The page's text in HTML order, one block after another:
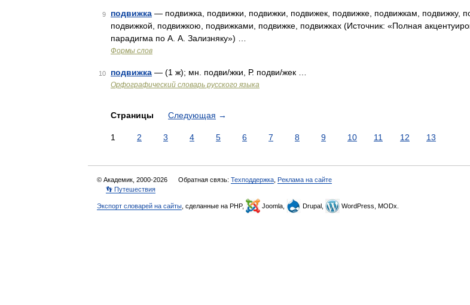
9 подвижка — подвижка, подвижки, подвижки, подвижек, подвижке, подвижкам, подвижку,
подвижкой, подвижкою, подвижками, подвижке, подвижках (Источник: «Полная
парадигма по А. А. Зализняку») …
Формы слов
10 подвижка — (1 ж); мн. подви/жки, Р. подви/жек …
Орфографический словарь русского языка
Страницы Следующая →
1 2 3 4 5 6 7 8 9 10 11 12 13
© Академик, 2000-2026 Обратная связь: Техподдержка Реклама на сайте
👣 Путешествия
Экспорт словарей на сайты , сделанные на PHP, Joomla, Drupal, WordPress, MODx.